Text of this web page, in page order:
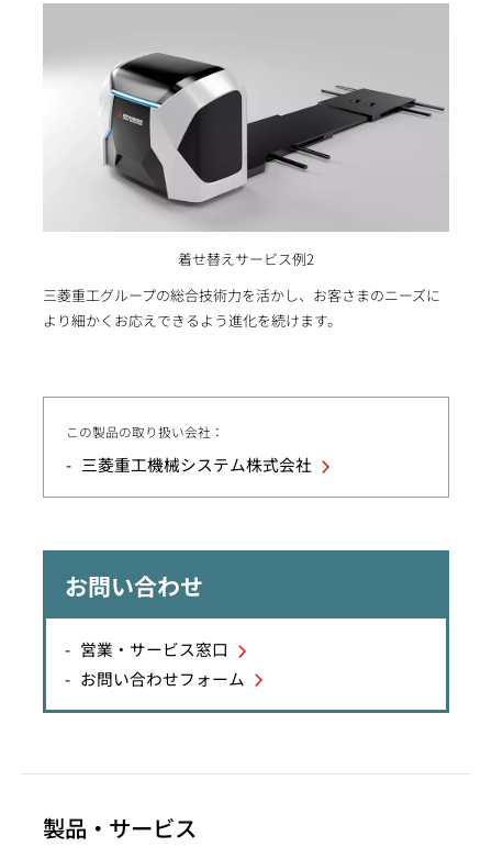
着せ替えサービス例2
三菱重工グループの総合技術力を活かし、お客さまのニーズに
より細かくお応えできるよう進化を続けます。
この製品の取り扱い会社：
三菱重工機械システム株式会社
お問い合わせ
営業・サービス窓口
お問い合わせフォーム
製品・サービス